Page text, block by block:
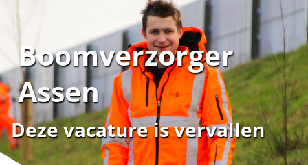
Boomverzorger
Assen
Deze vacature is vervallen